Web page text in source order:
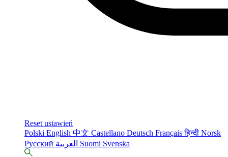
Reset ustawień
Polski English 中文 Castellano Deutsch Françaisहिन्दी Norsk
Русский
Suomi Svenska